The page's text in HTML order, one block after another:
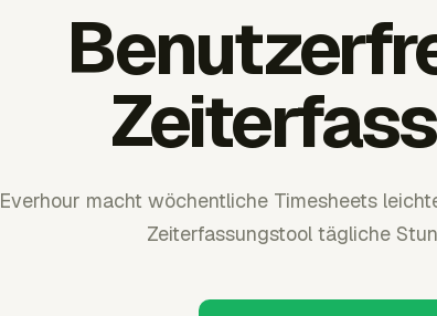
Everhour macht wöchentliche Timesheets
Zeiterfassungstool tägliche